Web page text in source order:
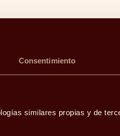
Consentimiento
similares propias y de